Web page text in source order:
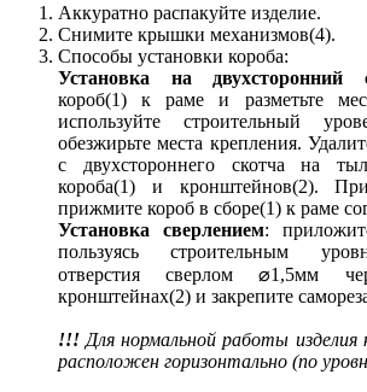
Аккуратно распакуйте изделие.
Снимите крышки механизмов(4).
Способы установки короба:
Установка на двухсторонний
короб(1) к раме и разметьте
используйте строительный
обезжирьте места крепления.
с двухстороннего скотча на
короба(1) и кронштейнов(2).
прижмите короб в сборе(1) к раме
Установка сверлением:
пользуясь строительным
отверстия сверлом ⌀1,5мм
кронштейнах(2) и закрепите
!!! Для нормальной работы
расположен горизонтально (по